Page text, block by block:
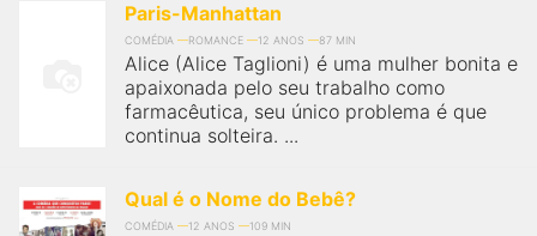
Paris-Manhattan
COMÉDIA ROMANCE 12 ANOS 87 MIN
Alice (Alice Taglioni) é uma mulher bonita e
apaixonada pelo seu trabalho como
farmacêutica, seu único problema é que
continua solteira. ...
Qual é o Nome do Bebê?
COMÉDIA 12 ANOS 109 MIN